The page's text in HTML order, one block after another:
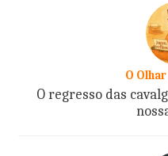
O
O regresso das